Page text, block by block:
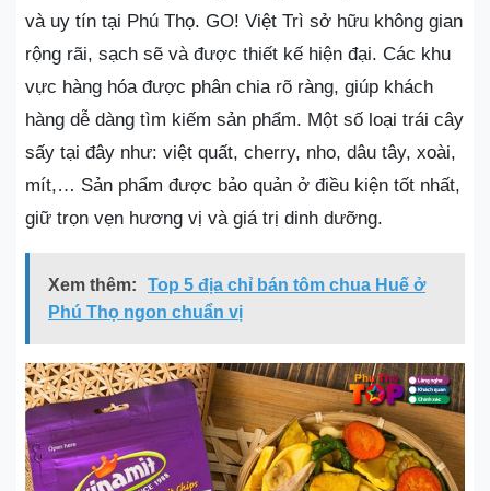
và uy tín tại Phú Thọ. GO! Việt Trì sở hữu không gian
rộng rãi, sạch sẽ và được thiết kế hiện đại. Các khu
vực hàng hóa được phân chia rõ ràng, giúp khách
hàng dễ dàng tìm kiếm sản phẩm. Một số loại trái cây
sấy tại đây như: việt quất, cherry, nho, dâu tây, xoài,
mít,… Sản phẩm được bảo quản ở điều kiện tốt nhất,
giữ trọn vẹn hương vị và giá trị dinh dưỡng.
Xem thêm:
Top 5 địa chỉ bán tôm chua Huế ở
Phú Thọ ngon chuẩn vị